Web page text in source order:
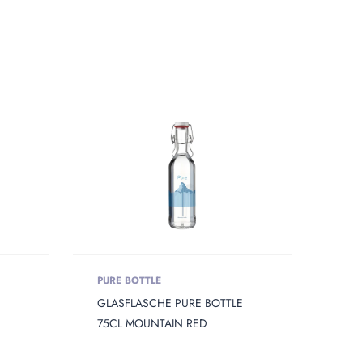
PURE BOTTLE
GLASFLASCHE PURE BOTTLE
75CL MOUNTAIN RED